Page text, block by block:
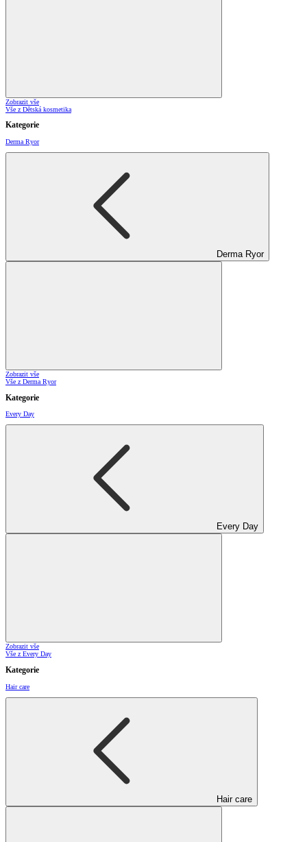
Zobrazit vše
Vše z Dětská kosmetika
Kategorie
Derma Ryor
Derma Ryor
Zobrazit vše
Vše z Derma Ryor
Kategorie
Every Day
Every Day
Zobrazit vše
Vše z Every Day
Kategorie
Hair care
Hair care